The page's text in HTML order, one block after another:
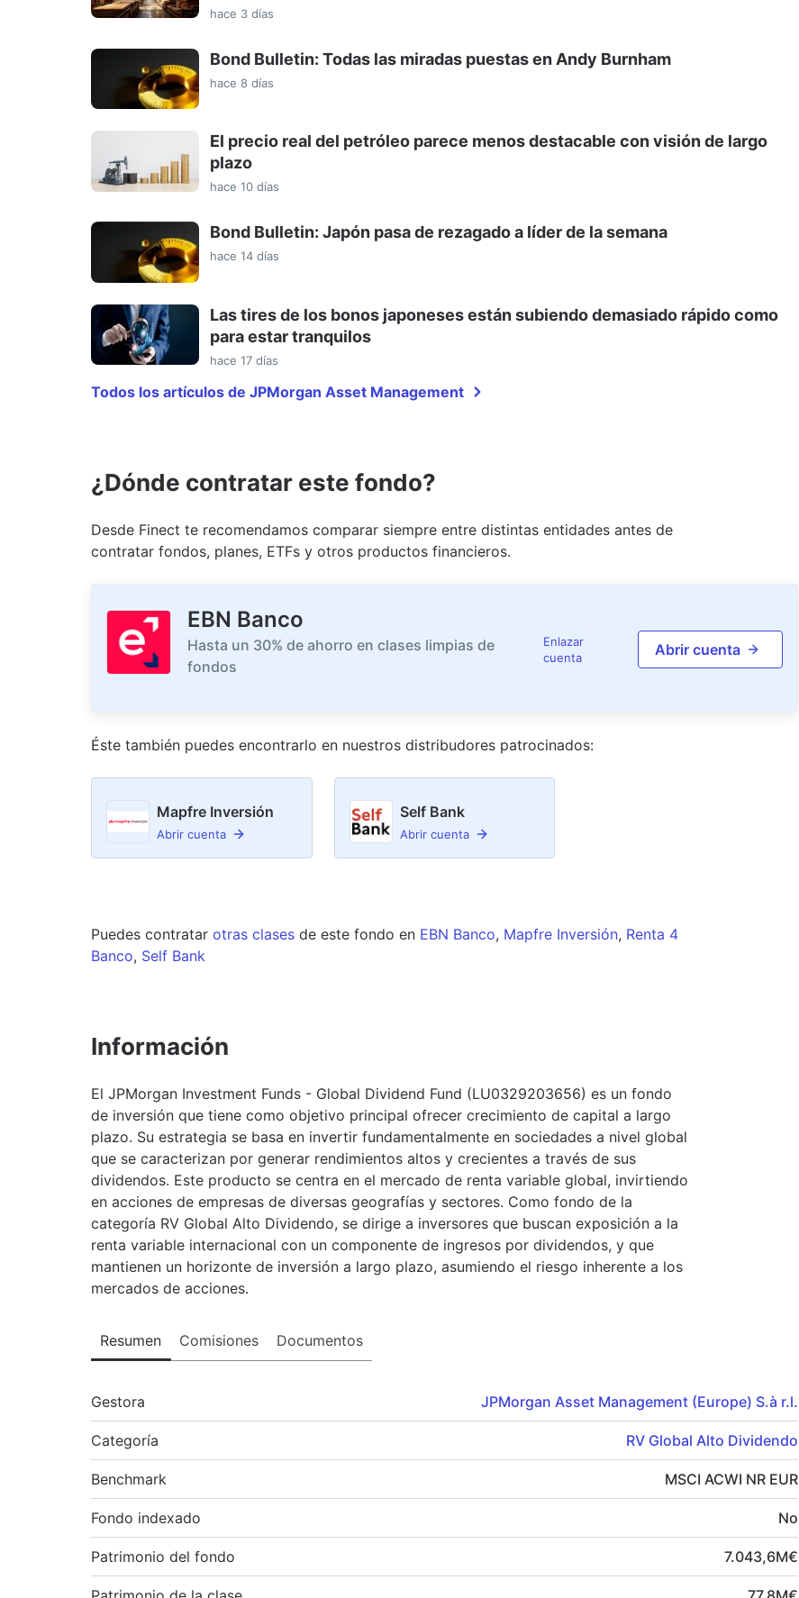
hace 3 días
Bond Bulletin: Todas las miradas puestas en Andy Burnham
hace 8 días
El precio real del petróleo parece menos destacable con visión de largo
plazo
hace 10 días
Bond Bulletin: Japón pasa de rezagado a líder de la semana
hace 14 días
Las tires de los bonos japoneses están subiendo demasiado rápido como
para estar tranquilos
hace 17 días
Todos los artículos de JPMorgan Asset Management
¿Dónde contratar este fondo?
Desde Finect te recomendamos comparar siempre entre distintas entidades antes de
contratar fondos, planes, ETFs y otros productos financieros.
EBN Banco
Hasta un 30% de ahorro en clases limpias de
fondos
Enlazar
cuenta
Abrir cuenta
Éste también puedes encontrarlo en nuestros distribudores patrocinados:
Mapfre Inversión
Abrir cuenta
Self Bank
Abrir cuenta
Puedes contratar otras clases de este fondo en EBN Banco, Mapfre Inversión, Renta 4
Banco, Self Bank
Información
El JPMorgan Investment Funds - Global Dividend Fund (LU0329203656) es un fondo
de inversión que tiene como objetivo principal ofrecer crecimiento de capital a largo
plazo. Su estrategia se basa en invertir fundamentalmente en sociedades a nivel global
que se caracterizan por generar rendimientos altos y crecientes a través de sus
dividendos. Este producto se centra en el mercado de renta variable global, invirtiendo
en acciones de empresas de diversas geografías y sectores. Como fondo de la
categoría RV Global Alto Dividendo, se dirige a inversores que buscan exposición a la
renta variable internacional con un componente de ingresos por dividendos, y que
mantienen un horizonte de inversión a largo plazo, asumiendo el riesgo inherente a los
mercados de acciones.
Resumen Comisiones Documentos
Gestora JPMorgan Asset Management (Europe) S.à r.l.
Categoría RV Global Alto Dividendo
Benchmark MSCI ACWI NR EUR
Fondo indexado No
Patrimonio del fondo 7.043,6M€